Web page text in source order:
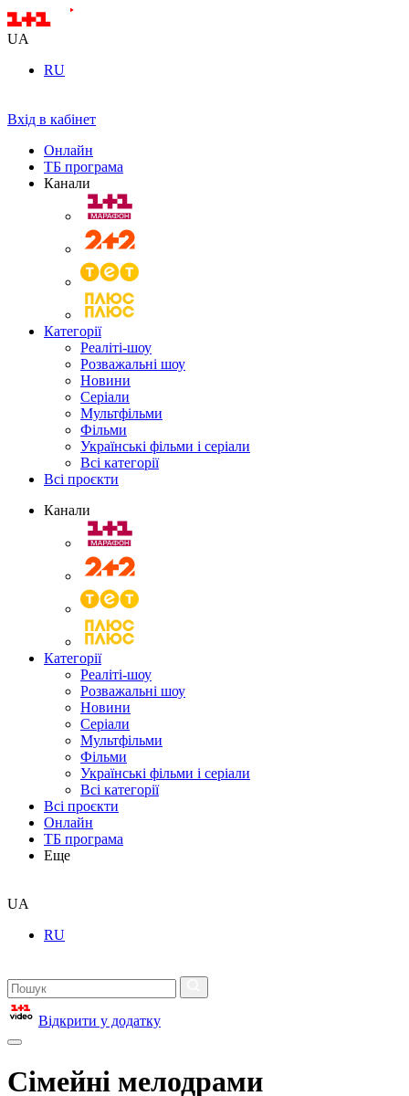
UA
RU
Вхід в кабінет
Онлайн
ТБ програма
Канали
Категорії
Реаліті-шоу
Розважальні шоу
Новини
Серіали
Мультфільми
Фільми
Українські фільми і серіали
Всі категорії
Всі проєкти
Канали
Категорії
Реаліті-шоу
Розважальні шоу
Новини
Серіали
Мультфільми
Фільми
Українські фільми і серіали
Всі категорії
Всі проєкти
Онлайн
ТБ програма
Еще
UA
RU
Відкрити у додатку
Сімейні мелодрами